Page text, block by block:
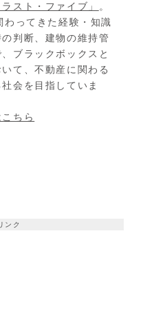
ラスト・ファイブ」
。
ってきた経験・知識
判断、建物の維持管
ブラックボックスと
て、不動産に関わる
会を目指していま
ちら
ンク